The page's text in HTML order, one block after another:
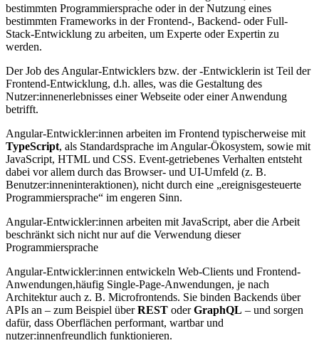
bestimmten Programmiersprache oder in der Nutzung eines
bestimmten Frameworks in der Frontend-, Backend- oder Full-
Stack-Entwicklung zu arbeiten, um Experte oder Expertin zu
werden.
Der Job des Angular-Entwicklers bzw. der -Entwicklerin ist Teil der
Frontend-Entwicklung, d.h. alles, was die Gestaltung des
Nutzer:innenerlebnisses einer Webseite oder einer Anwendung
betrifft.
Angular-Entwickler:innen arbeiten im Frontend typischerweise mit
TypeScript, als Standardsprache im Angular-Ökosystem, sowie mit
JavaScript, HTML und CSS. Event-getriebenes Verhalten entsteht
dabei vor allem durch das Browser- und UI-Umfeld (z. B.
Benutzer:inneninteraktionen), nicht durch eine „ereignisgesteuerte
Programmiersprache“ im engeren Sinn.
Angular-Entwickler:innen arbeiten mit JavaScript, aber die Arbeit
beschränkt sich nicht nur auf die Verwendung dieser
Programmiersprache
Angular-Entwickler:innen entwickeln Web-Clients und Frontend-
Anwendungen,häufig Single-Page-Anwendungen, je nach
Architektur auch z. B. Microfrontends. Sie binden Backends über
APIs an – zum Beispiel überREST oderGraphQL – und sorgen
dafür, dass Oberflächen performant, wartbar und
nutzer:innenfreundlich funktionieren.